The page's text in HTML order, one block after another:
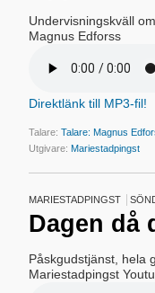
Undervisningskväll
Magnus Edforss
Direktlänk till MP3-fil!
Talare:Talare: Magnus
Utgivare:Mariestadpingst
MARIESTADPINGST
Dagen då
Påskgudstjänst, hela
Mariestadpingst